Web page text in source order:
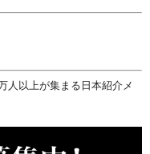
人以上が集まる日本紹介メ